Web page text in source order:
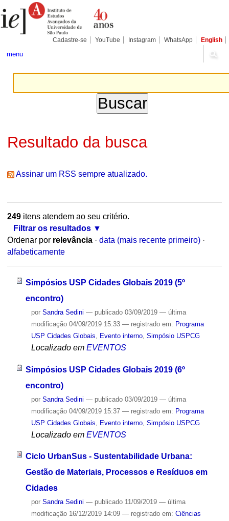
para
conteúdo.
Pessoais
Cadastre-se YouTube Instagram WhatsApp English
menu
Resultado da busca
Assinar um RSS sempre atualizado.
249itens atendem ao seu critério.
Filtrar os resultados
Ordenar por relevância · data (mais recente primeiro) ·
alfabeticamente
Simpósios USP Cidades Globais 2019 (5º
encontro)
por Sandra Sedini — publicado03/09/2019 — última
modificação04/09/2019 15:33 — registrado em: Programa
USP Cidades Globais
Evento interno, Simpósio USPCG
Localizado em EVENTOS
Simpósios USP Cidades Globais 2019 (6º
encontro)
por Sandra Sedini — publicado03/09/2019 — última
modificação04/09/2019 15:37 — registrado em: Programa
USP Cidades Globais
Evento interno, Simpósio USPCG
Localizado em EVENTOS
Ciclo UrbanSus - Sustentabilidade Urbana:
Gestão de Materiais, Processos e Resíduos em
Cidades
por Sandra Sedini — publicado11/09/2019 — última
modificação16/12/2019 14:09 — registrado em: Ciências